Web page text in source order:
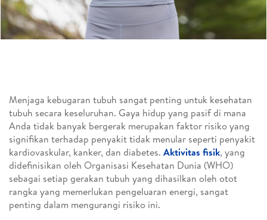
Menjaga kebugaran tubuh sangat penting untuk kesehatan
tubuh secara keseluruhan. Gaya hidup yang pasif di mana
Anda tidak banyak bergerak merupakan faktor risiko yang
signifikan terhadap penyakit tidak menular seperti penyakit
kardiovaskular, kanker, dan diabetes. Aktivitas fisik, yang
didefinisikan oleh Organisasi Kesehatan Dunia (WHO)
sebagai setiap gerakan tubuh yang dihasilkan oleh otot
rangka yang memerlukan pengeluaran energi, sangat
penting dalam mengurangi risiko ini.